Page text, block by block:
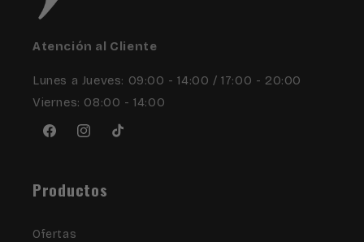
Atención al Cliente
Lunes a Jueves: 09:00 - 14:00 / 17:00 - 20:00
Viernes: 08:00 - 14:00
FacebookInstagram
TikTok
Productos
Ofertas